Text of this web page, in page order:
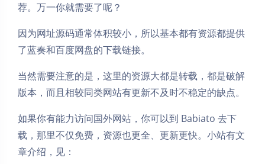
荐。万一你就需要了呢？
因为网址源码通常体积较小，所以基本都有资源都提供
了蓝奏和百度网盘的下载链接。
当然需要注意的是，这里的资源大都是转载，都是破解
版本，而且相较同类网站有更新不及时不稳定的缺点。
如果你有能力访问国外网站，你可以到 Babiato 去下
载，那里不仅免费，资源也更全、更新更快。小站有文
章介绍，见：